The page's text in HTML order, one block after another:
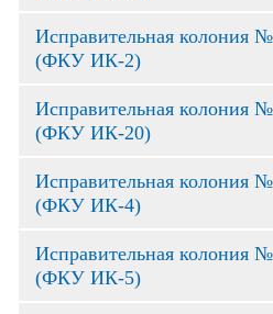
Исправительная колония
(ФКУ ИК-2)
Исправительная колония
(ФКУ ИК-20)
Исправительная колония
(ФКУ ИК-4)
Исправительная колония
(ФКУ ИК-5)